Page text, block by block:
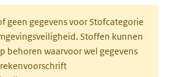
geen gegevens voor Stofcategorie
Stoffen kunnen
behoren waarvoor wel gegevens